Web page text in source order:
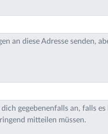
an diese Adresse senden,
gegebenenfalls an, falls
mitteilen müssen.